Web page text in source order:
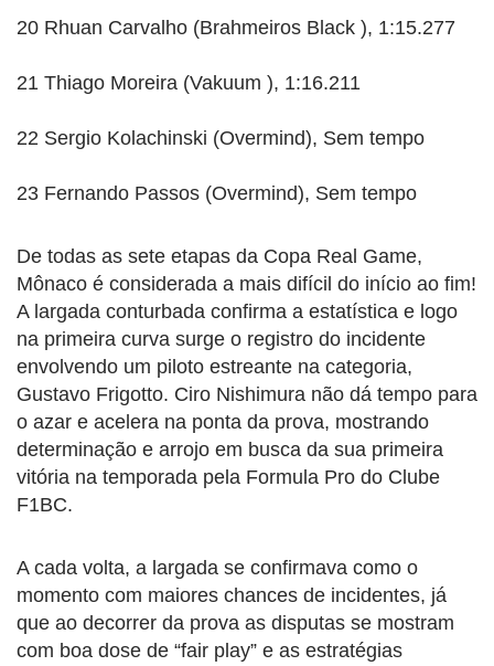
20 Rhuan Carvalho (Brahmeiros Black ), 1:15.277
21 Thiago Moreira (Vakuum ), 1:16.211
22 Sergio Kolachinski (Overmind), Sem tempo
23 Fernando Passos (Overmind), Sem tempo
De todas as sete etapas da Copa Real Game,
Mônaco é considerada a mais difícil do início ao fim!
A largada conturbada confirma a estatística e logo
na primeira curva surge o registro do incidente
envolvendo um piloto estreante na categoria,
Gustavo Frigotto. Ciro Nishimura não dá tempo para
o azar e acelera na ponta da prova, mostrando
determinação e arrojo em busca da sua primeira
vitória na temporada pela Formula Pro do Clube
F1BC.
A cada volta, a largada se confirmava como o
momento com maiores chances de incidentes, já
que ao decorrer da prova as disputas se mostram
com boa dose de “fair play” e as estratégias